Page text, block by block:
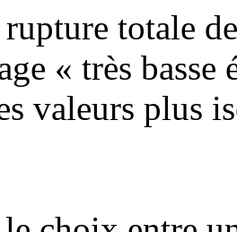
totale
« très basse
valeurs plus